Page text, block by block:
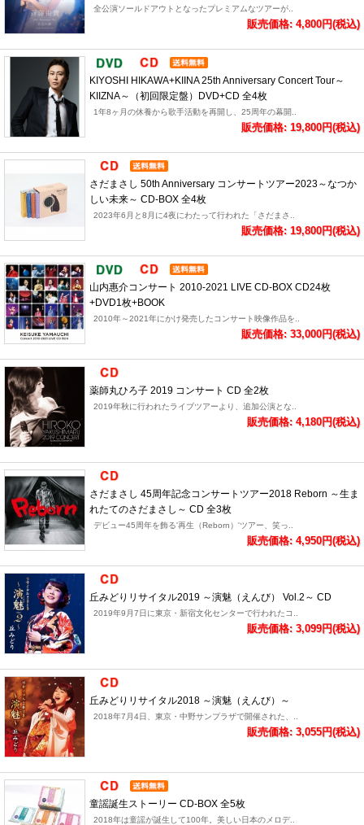
全公演ソールドアウトとなったプレミアムなツアーが..
販売価格: 4,800円(税込)
KIYOSHI HIKAWA+KIINA 25th Anniversary Concert Tour～
KIIZNA～（初回限定盤）DVD+CD 全4枚
1年8ヶ月の休養から歌手活動を再開し、25周年の幕開..
販売価格: 19,800円(税込)
さだまさし 50th Anniversary コンサートツアー2023～なつか
しい未来～ CD-BOX 全4枚
2023年6月と8月に4夜にわたって行われた「さだまさ..
販売価格: 19,800円(税込)
山内惠介コンサート 2010-2021 LIVE CD-BOX CD24枚
+DVD1枚+BOOK
2010年～2021年にかけ発売したコンサート映像作品を..
販売価格: 33,000円(税込)
薬師丸ひろ子 2019 コンサート CD 全2枚
2019年秋に行われたライブツアーより、追加公演とな..
販売価格: 4,180円(税込)
さだまさし 45周年記念コンサートツアー2018 Reborn ～生ま
れたてのさだまさし～ CD 全3枚
デビュー45周年を飾る'再生（Reborn）'ツアー、笑っ..
販売価格: 4,950円(税込)
丘みどりリサイタル2019 ～演魅（えんび） Vol.2～ CD
2019年9月7日に東京・新宿文化センターで行われたコ..
販売価格: 3,099円(税込)
丘みどりリサイタル2018 ～演魅（えんび）～
2018年7月4日、東京・中野サンプラザで開催された、..
販売価格: 3,055円(税込)
童謡誕生ストーリー CD-BOX 全5枚
2018年は童謡が誕生して100年。美しい日本のメロデ..